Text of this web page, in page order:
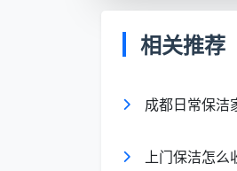
天均安洁
区毛巾、中性
什么情况下
不是所有需
相关推荐
成都日常保洁
上门保洁怎么